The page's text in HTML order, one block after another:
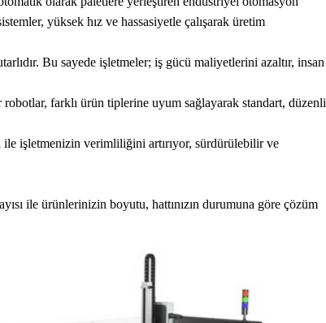
yüksek hız ve hassasiyetle çalışarak üretim
Bu sayede işletmeler; iş gücü maliyetlerini azaltır, insan
farklı ürün tiplerine uyum sağlayarak standart, düzenli
işletmenizin verimliliğini artırıyor, sürdürülebilir ve
ile ürünlerinizin boyutu, hattınızın durumuna göre çözüm